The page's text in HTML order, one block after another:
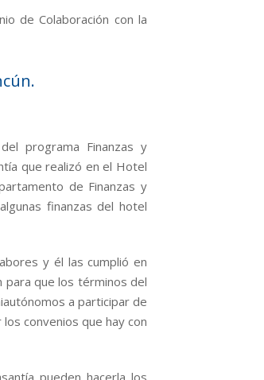
de Colaboración con la
programa Finanzas y
que realizó en el Hotel
de Finanzas y
finanzas del hotel
y él las cumplió en
que los términos del
a participar de
convenios que hay con
pueden hacerla los